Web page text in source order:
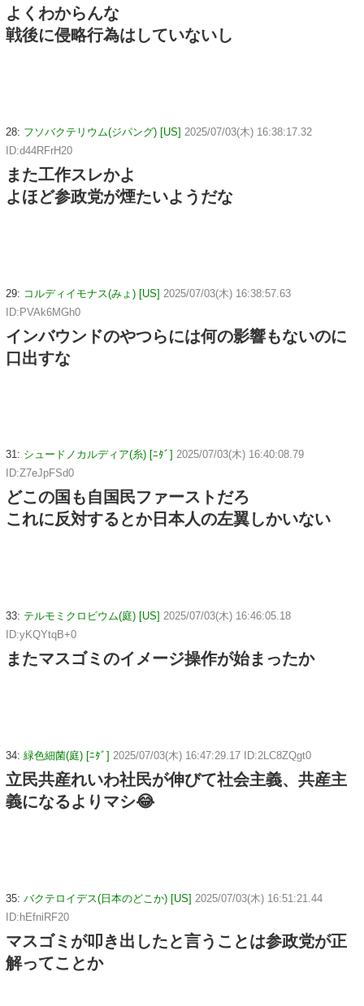
よくわからんな
戦後に侵略行為はしていないし
28: フソバクテリウム(ジパング) [US] 2025/07/03(木) 16:38:17.32
ID:d44RFrH20
また工作スレかよ
よほど参政党が煙たいようだな
29: コルディイモナス(みょ) [US] 2025/07/03(木) 16:38:57.63
ID:PVAk6MGh0
インバウンドのやつらには何の影響もないのに
口出すな
31: シュードノカルディア(糸) [ﾆﾀﾞ] 2025/07/03(木) 16:40:08.79
ID:Z7eJpFSd0
どこの国も自国民ファーストだろ
これに反対するとか日本人の左翼しかいない
33: テルモミクロビウム(庭) [US] 2025/07/03(木) 16:46:05.18
ID:yKQYtqB+0
またマスゴミのイメージ操作が始まったか
34: 緑色細菌(庭) [ﾆﾀﾞ] 2025/07/03(木) 16:47:29.17 ID:2LC8ZQgt0
立民共産れいわ社民が伸びて社会主義、共産主
義になるよりマシ😂
35: バクテロイデス(日本のどこか) [US] 2025/07/03(木) 16:51:21.44
ID:hEfniRF20
マスゴミが叩き出したと言うことは参政党が正
解ってことか